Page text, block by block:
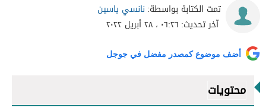
تمت الكتابة بواسطة: نانسي ياسين
آخر تحديث: ٠٦:٢٦ ، ٢٨ أبريل ٢٠٢٢
أضف موضوع كمصدر مفضل في جوجل
محتويات